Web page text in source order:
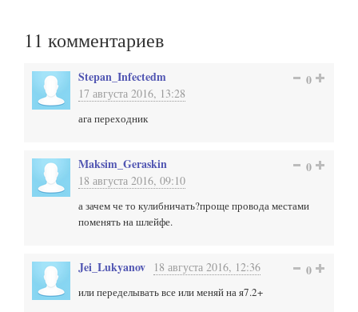
11 комментариев
Stepan_Infectedm
17 августа 2016, 13:28
0
ага переходник
Maksim_Geraskin
18 августа 2016, 09:10
0
а зачем че то кулибничать?проще провода местами
поменять на шлейфе.
Jei_Lukyanov 18 августа 2016, 12:36 0
или переделывать все или меняй на я7.2+